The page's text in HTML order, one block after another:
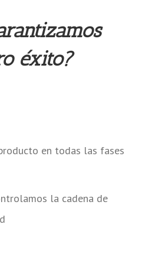
éxito?
en todas las fases
la cadena de